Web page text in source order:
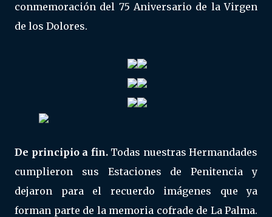
conmemoración del 75 Aniversario de la Virgen
de los Dolores.
De principio a fin.Todas nuestras Hermandades
cumplieron sus Estaciones de Penitencia y
dejaron para el recuerdo imágenes que ya
forman parte de la memoria cofrade de La Palma.